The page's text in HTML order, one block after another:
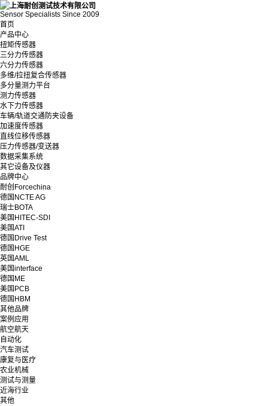
Sensor Specialists Since 2009
首页
产品中心
扭矩传感器
三分力传感器
六分力传感器
多维/拉扭复合传感器
多分量测力平台
测力传感器
水下力传感器
车辆/轨道交通防夹设备
加速度传感器
直线位移传感器
压力传感器/变送器
数据采集系统
其它设备及仪器
品牌中心
耐创Forcechina
德国NCTE AG
瑞士BOTA
美国HITEC-SDI
美国ATI
德国Drive Test
德国HGE
英国AML
美国interface
德国ME
美国PCB
德国HBM
其他品牌
案例应用
航空航天
自动化
汽车测试
康复与医疗
农业机械
测试与测量
近海行业
其他